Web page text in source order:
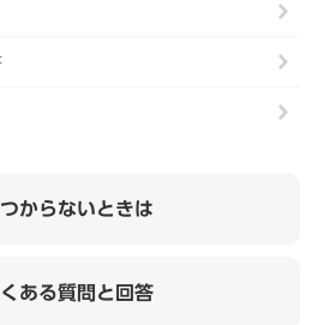
からないときは
ある質問と回答